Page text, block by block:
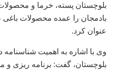
بلوچستان پسته، خرما و
بادمجان را عمده محصولات باغی
عنوان کرد.
وی با اشاره به اهمیت
بلوچستان، گفت: برنامه ریزی و